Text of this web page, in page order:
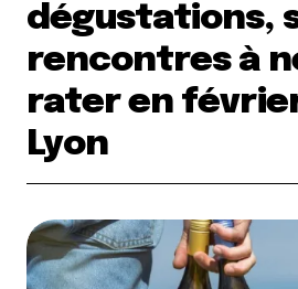
dégustations,
rencontres à
rater en
Lyon